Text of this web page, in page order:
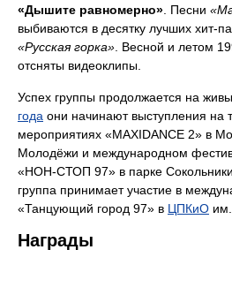
«Дышите равномерно» . Песни
выбиваются в десятку лучших хит-
«Русская горка» . Весной и летом
отсняты видеоклипы.
Успех группы продолжается на
года они начинают выступления на
мероприятиях «MAXIDANCE 2» в
Молодёжи и международном
«НОН-СТОП 97» в парке
группа принимает участие в
«Танцующий город 97» в ЦПКиО
Награды